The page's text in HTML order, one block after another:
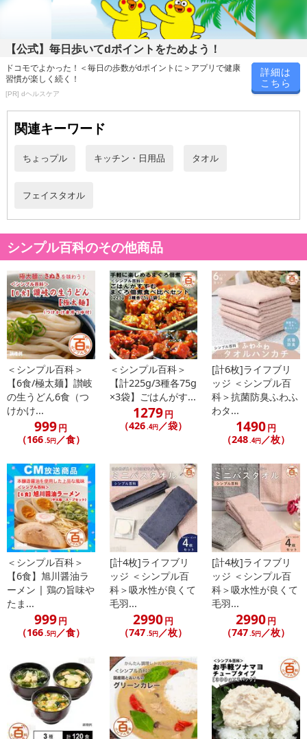
注意事項
お申込みの際は 「商品情報」に記載されている「注意事項」を
必ずご確認ください。
※お申込み後のキャンセルはお受けできません。
にご納得いただきましたうえでお申し込みください。
合がございます。
また、[新たな加工食品の原料原産地表示制度]の経過措置期間の終
了により、商品詳細内に記載の原産国・原材料の表記が旧表記の場
合がございます。
あらかじめご了承いただいた上でお申込みください。なお、本理由
によるお申込み後のキャンセル・返品交換は対応いたしかねます。
【お支払いについて】
※送料はお試し費用に含まれております。
※お支払い方法は、電話料金合算払い、クレジットカード、dポイン
トの利用となります。
【発送・お届け・商品について】
※お申込み頂きました商品の同梱、お届けの日時指定はいたしかね
ます。
※会員様のご都合でお受取りいただけない場合、商品の再発送や返
金はいたしかねます。
また、お届け日時のご指定は、お受けできません。宅配業者からの
不在票にてご対応ください。
※発送予定日は前後する場合がございます。また商品によって発送
日が異なります。
※dショッピングサンプル百貨店よりお届けする商品は、ご利用いた
だいた後のご感想をいただくことを目的としており、転売等は固く
禁じます。
転売等、目的以外での利用が確認された場合は、サービス利用を停
発送日カレンダー
【公式】毎日歩いてdポイントをためよう！
ドコモでよかった！＜毎日の歩数がdポイントに＞アプリで健康
習慣が楽しく続く！
[PR] dヘルスケア
詳細は
こちら
関連キーワード
ちょっプル キッチン・日用品 タオル
フェイスタオル
シンプル百科のその他商品
＜シンプル百科＞
【6食/極太麺】讃岐
の生うどん6食（つ
けかけ...
999円
（166.5円／食）
＜シンプル百科＞
【計225g/3種各75g
×3袋】ごはんがす...
1279円
（426.4円／袋）
[計6枚]ライフブリ
ッジ ＜シンプル百
科＞抗菌防臭ふわふ
わタ...
1490円
（248.4円／枚）
＜シンプル百科＞
【6食】旭川醤油ラ
ーメン | 鶏の旨味や
たま...
999円
（166.5円／食）
[計4枚]ライフブリ
ッジ ＜シンプル百
科＞吸水性が良くて
毛羽...
2990円
（747.5円 ／枚）
[計4枚]ライフブリ
ッジ ＜シンプル百
科＞吸水性が良くて
毛羽...
2990円
（747.5円 ／枚）